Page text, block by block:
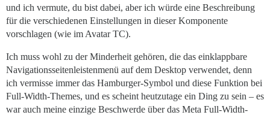
und ich vermute, du bist dabei, aber ich würde eine Beschreibung
für die verschiedenen Einstellungen in dieser Komponente
vorschlagen (wie im Avatar TC).
Ich muss wohl zu der Minderheit gehören, die das einklappbare
Navigationsseitenleistenmenü auf dem Desktop verwendet, denn
ich vermisse immer das Hamburger-Symbol und diese Funktion bei
Full-Width-Themes, und es scheint heutzutage ein Ding zu sein – es
war auch meine einzige Beschwerde über das Meta Full-Width-